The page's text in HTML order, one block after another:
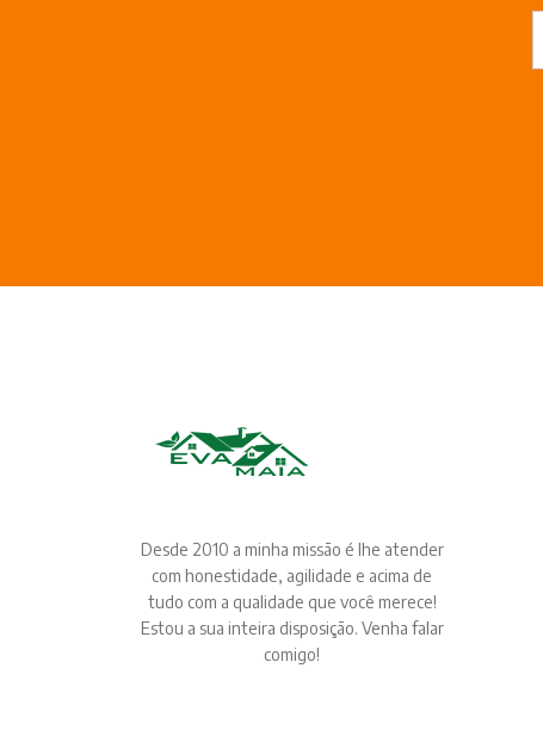
Desde 2010 a minha missão é lhe atender
com honestidade, agilidade e acima de
tudo com a qualidade que você merece!
Estou a sua inteira disposição. Venha falar
comigo!